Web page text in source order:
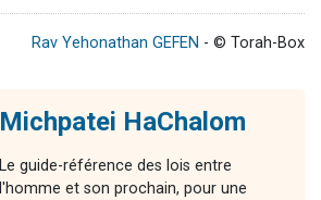
Rav Yehonathan GEFEN - © Torah-Box
Michpatei HaChalom
Le guide-référence des lois entre
l'homme et son prochain, pour une